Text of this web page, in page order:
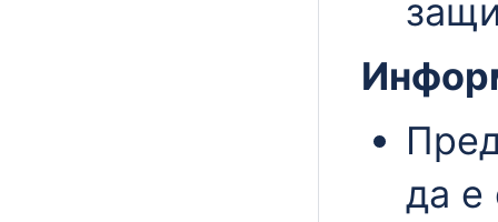
да е